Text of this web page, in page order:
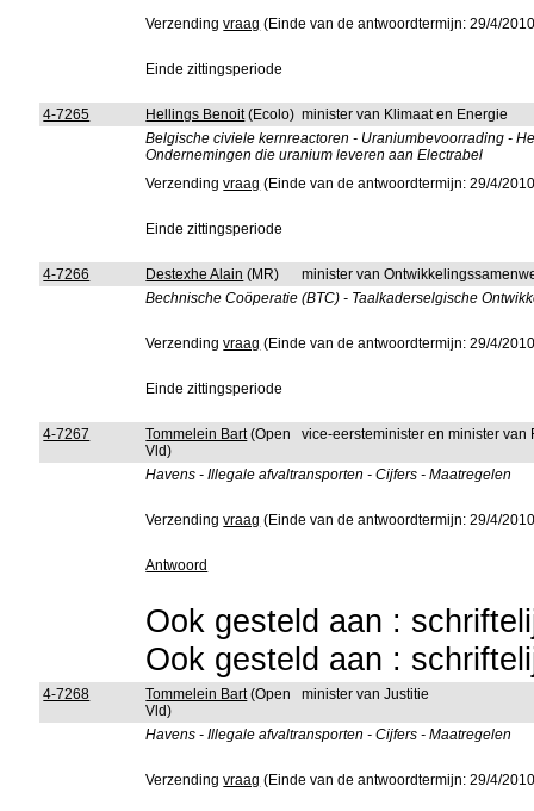
Verzendingvraag (Einde van de antwoordtermijn: 29/4/
Einde zittingsperiode
4-7265 Hellings Benoit(Ecolo) minister van Klimaat en Energie
Belgische civiele kernreactoren - Uraniumbevoorrading -
Ondernemingen die uranium leveren aan Electrabel
Verzendingvraag (Einde van de antwoordtermijn: 29/4/
Einde zittingsperiode
4-7266 Destexhe Alain (MR)
minister van
Bechnische Coöperatie (BTC) - Taalkaderselgische
Verzendingvraag (Einde van de antwoordtermijn: 29/4/
Einde zittingsperiode
4-7267 Tommelein Bart(Open
Vld)
vice-eersteminister en minister
Havens - Illegale afvaltransporten - Cijfers - Maatregelen
Verzendingvraag (Einde van de antwoordtermijn: 29/4/
Antwoord
Ook gesteld aan :
Ook gesteld aan :
4-7268 Tommelein Bart(Open
Vld)
minister van Justitie
Havens - Illegale afvaltransporten - Cijfers - Maatregelen
Verzendingvraag (Einde van de antwoordtermijn: 29/4/